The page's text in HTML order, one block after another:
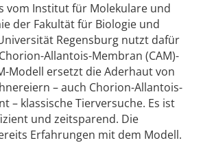
vom Institut für Molekulare und
der Fakultät für Biologie und
Regensburg nutzt dafür
Allantois-Membran (CAM)-
Modell ersetzt die Aderhaut von
– auch Chorion-Allantois-
– klassische Tierversuche. Es ist
und zeitsparend. Die
Erfahrungen mit dem Modell.